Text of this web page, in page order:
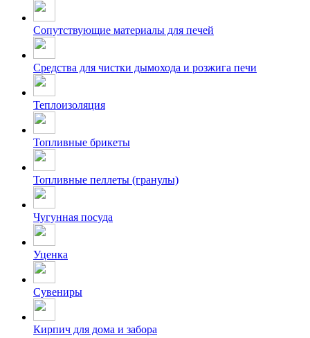
Сопутствующие материалы для печей
Средства для чистки дымохода и розжига печи
Теплоизоляция
Топливные брикеты
Топливные пеллеты (гранулы)
Чугунная посуда
Уценка
Сувениры
Кирпич для дома и забора